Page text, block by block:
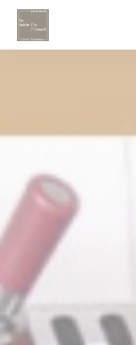
Personalización de sus